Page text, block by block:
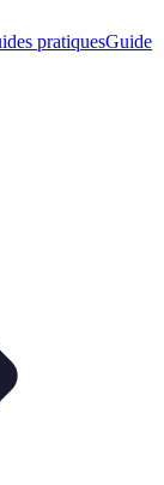
pratiquesGuide